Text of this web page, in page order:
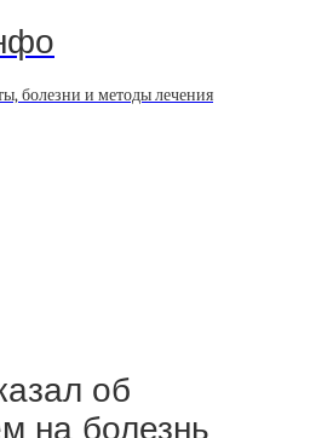
болезни и методы лечения
об
на болезнь